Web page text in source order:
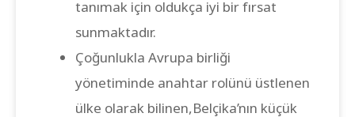
tanımak için oldukça iyi bir fırsat
sunmaktadır.
Çoğunlukla Avrupa birliği
yönetiminde anahtar rolünü üstlenen
ülke olarak bilinen,Belçika’nın küçük